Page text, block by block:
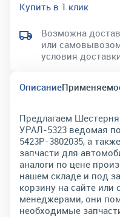
Купить в 1 клик
Возможна
или
условия
Описание
Предлагаем
УРАЛ-5323 ведомая
5423Р-3802035, а
запчасти для
аналоги по цене
нашем складе и под
корзину на сайте
менеджерами, они
необходимые